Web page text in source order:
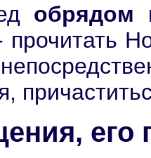
обрядом
прочитать
его